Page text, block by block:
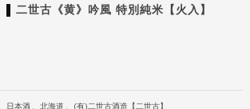
二世古《黄》吟風 特別純米【火入】
日本酒 北海道 (有)二世古酒造【二世古】